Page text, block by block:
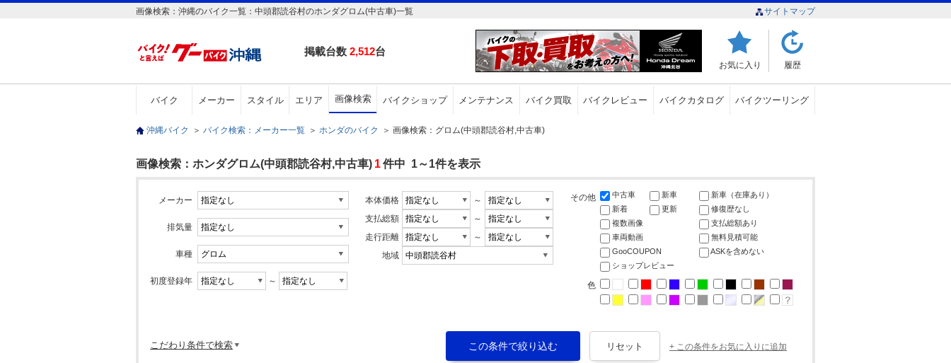
画像検索：沖縄のバイク一覧：中頭郡読谷村のホンダグロム(中古車)一覧 サイトマップ
掲載台数 2,512台
お気に入り 履歴
バイク メーカー スタイル エリア 画像検索 バイクショップ メンテナンス バイク買取 バイクレビュー バイクカタログ バイクツーリング
沖縄バイク ＞ バイク検索：メーカー一覧 ＞ ホンダのバイク ＞ 画像検索：グロム(中頭郡読谷村,中古車)
画像検索：ホンダグロム(中頭郡読谷村,中古車) 1件中 1～1件を表示
メーカー
排気量
車種
初度登録年 ～
本体価格
～
支払総額
～
走行距離
～
地域
その他 中古車 新車
新車（在庫あり）
新着
更新
修復歴なし
複数画像
支払総額あり
車両動画
無料見積可能
GooCOUPON
ASKを含めない
ショップレビュー
色
こだわり条件で検索 + この条件をお気に入りに追加